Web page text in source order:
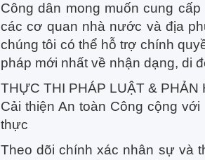
Công dân mong muốn cung
các cơ quan nhà nước và địa
chúng tôi có thể hỗ trợ chính
pháp mới nhất về nhận dạng, di
THỰC THI PHÁP LUẬT & PHẢN
Cải thiện An toàn Công cộng
thực
Theo dõi chính xác nhân sự và